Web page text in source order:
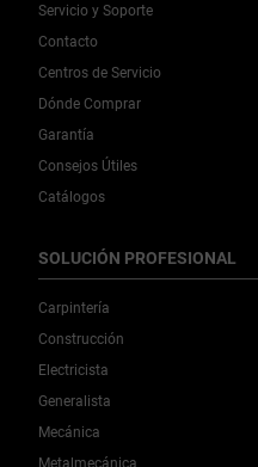
Servicio y Soporte
Contacto
Centros de Servicio
Dónde Comprar
Garantía
Consejos Útiles
Catálogos
SOLUCIÓN PROFESIONAL
Carpintería
Construcción
Electricista
Generalista
Mecánica
Metalmecánica